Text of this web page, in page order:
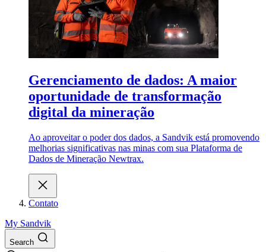
Gerenciamento de dados: A maior
oportunidade de transformação
digital da mineração
Ao aproveitar o poder dos dados, a Sandvik está promovendo
melhorias significativas nas minas com sua Plataforma de
Dados de Mineração Newtrax.
Contato
My Sandvik
Search